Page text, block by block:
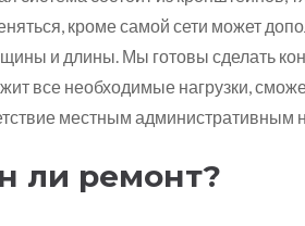
кроме самой сети может
и длины. Мы готовы сделать
все необходимые нагрузки,
местным административным
ли ремонт?